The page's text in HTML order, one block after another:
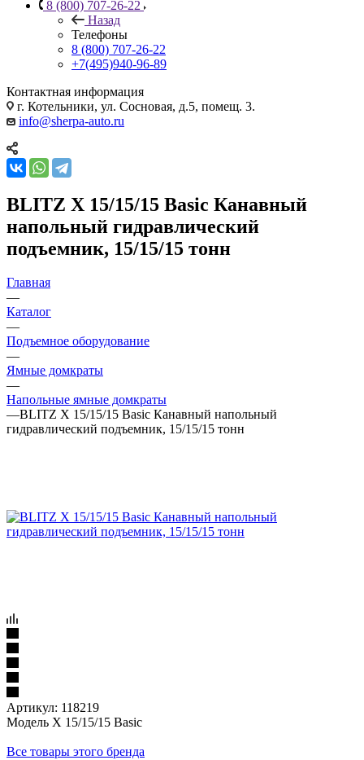
8 (800) 707-26-22
Назад
Телефоны
8 (800) 707-26-22
+7(495)940-96-89
Контактная информация
г. Котельники, ул. Сосновая, д.5, помещ. 3.
info@sherpa-auto.ru
BLITZ X 15/15/15 Basic Канавный
напольный гидравлический
подъемник, 15/15/15 тонн
Главная
—
Каталог
—
Подъемное оборудование
—
Ямные домкраты
—
Напольные ямные домкраты
—BLITZ X 15/15/15 Basic Канавный напольный
гидравлический подъемник, 15/15/15 тонн
Артикул: 118219
Модель X 15/15/15 Basic
Все товары этого бренда